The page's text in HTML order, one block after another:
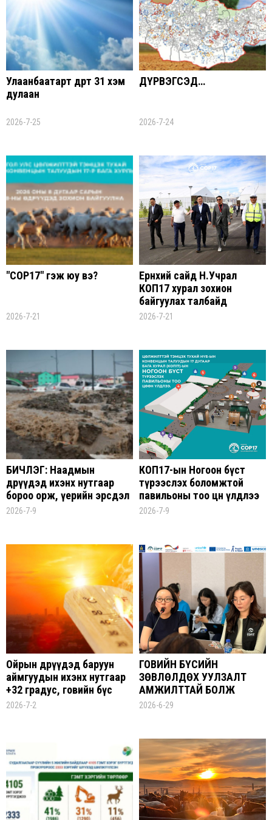
Улаанбаатарт өдөртөө 31 хэм
дулаан
2026-7-25
ДҮРВЭГСЭД…
2026-7-24
"COP17" гэж юу вэ?
2026-7-21
Ерөнхий сайд Н.Учрал
КОП17 хурал зохион
байгуулах талбайд
ажиллалаа
2026-7-21
БИЧЛЭГ: Наадмын
өдрүүдэд ихэнх нутгаар
бороо орж, үерийн эрсдэл
нэмэгдэнэ
2026-7-9
КОП17-ын Ногоон бүст
түрээслэх боломжтой
павильоны тоо цөөн үлдлээ
2026-7-9
Ойрын өдрүүдэд баруун
аймгуудын ихэнх нутгаар
+32 градус, говийн бүс
нутгаар +36 градусыг
2026-7-2
ГОВИЙН БҮСИЙН
ЗӨВЛӨЛДӨХ УУЛЗАЛТ
АМЖИЛТТАЙ БОЛЖ
ДУУСЛАА
2026-6-29